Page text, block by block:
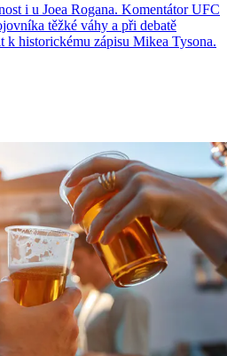
i u Joea Rogana. Komentátor UFC
těžké váhy a při debatě
historickému zápisu Mikea Tysona.